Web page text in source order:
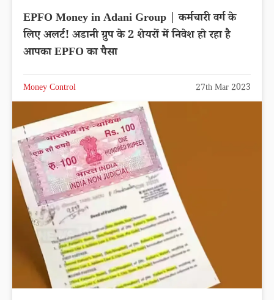
EPFO Money in Adani Group | कर्मचारी वर्ग के
लिए अलर्ट! अडानी ग्रुप के 2 शेयरों में निवेश हो रहा है
आपका EPFO का पैसा
Money Control 27th Mar 2023